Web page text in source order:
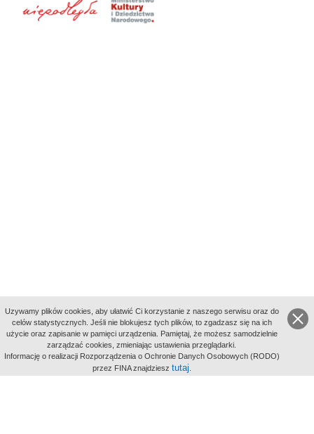
aktywności
Uzywamy plików cookies, aby ułatwić Ci korzystanie z naszego serwisu oraz do
celów statystycznych. Jeśli nie blokujesz tych plików, to zgadzasz się na ich
użycie oraz zapisanie w pamięci urządzenia. Pamiętaj, że możesz samodzielnie
zarządzać cookies, zmieniając ustawienia przeglądarki.
Informację o realizacji Rozporządzenia o Ochronie Danych Osobowych (RODO)
przez FINA znajdziesz tutaj